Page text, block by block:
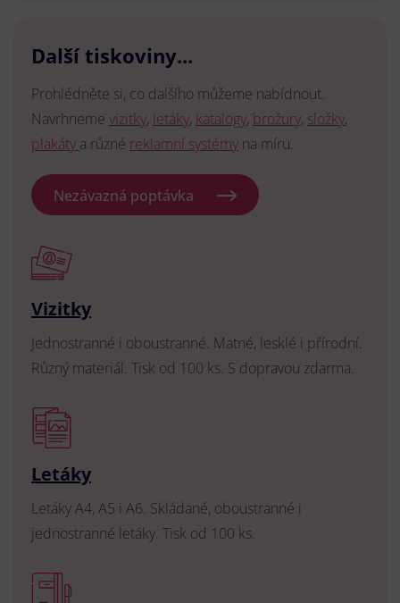
Další tiskoviny...
Prohlédněte si, co dalšího můžeme nabídnout.
Navrhneme vizitky, letáky, katalogy, brožury, složky,
plakáty a různé reklamní systémy na míru.
Nezávazná poptávka
Vizitky
Jednostranné i oboustranné. Matné, lesklé i přírodní.
Různý materiál. Tisk od 100 ks. S dopravou zdarma.
Letáky
Letáky A4, A5 i A6. Skládané, oboustranné i
jednostranné letáky. Tisk od 100 ks.